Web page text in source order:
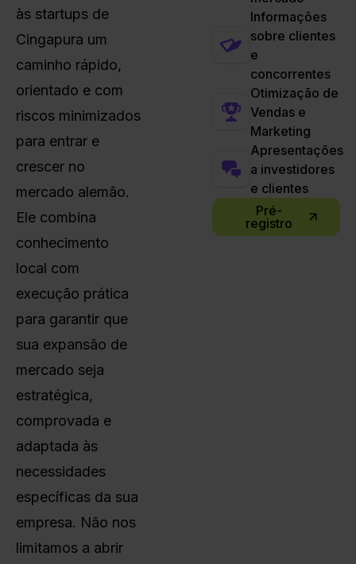
às startups de
Cingapura um
caminho rápido,
orientado e com
riscos minimizados
para entrar e
crescer no
mercado alemão.
Ele combina
conhecimento
local com
execução prática
para garantir que
sua expansão de
mercado seja
estratégica,
comprovada e
adaptada às
necessidades
específicas da sua
empresa. Não nos
limitamos a abrir
Informações
sobre clientes
e
concorrentes
Otimização de
Vendas e
Marketing
Apresentações
a investidores
e clientes
Pré-
registro